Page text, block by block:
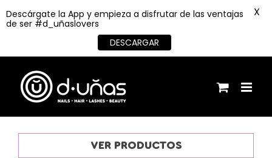
contenido
VER PRODUCTOS
Descárgate la App y empieza a disfrutar de las ventajas
de ser #d_uñaslovers
DESCARGAR
X